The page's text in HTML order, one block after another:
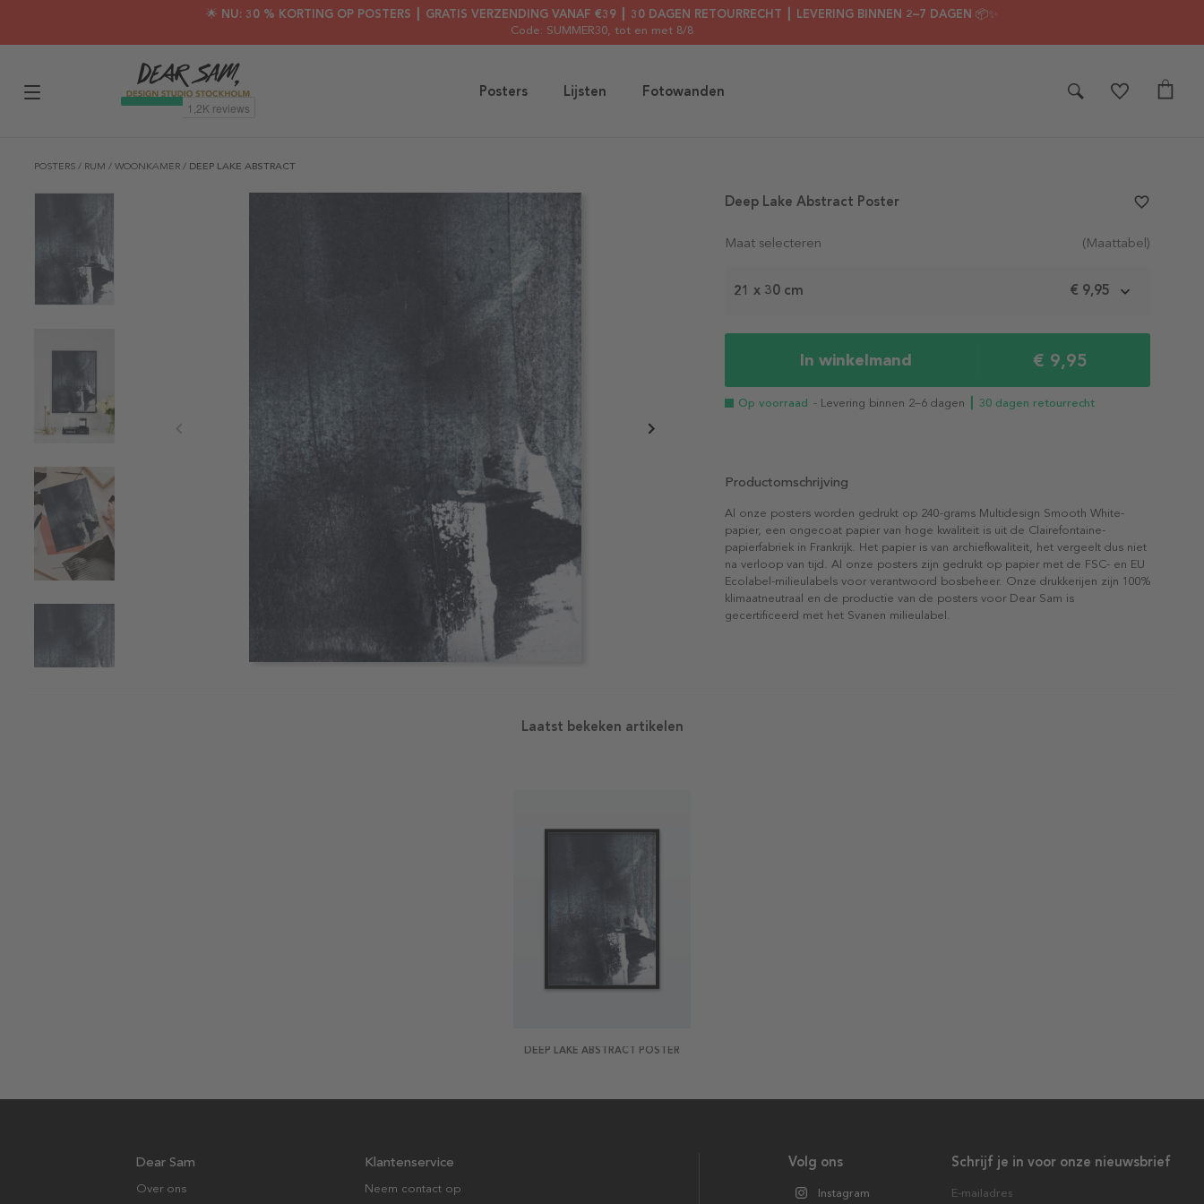
🌟 NU: 30 % KORTING OP POSTERS ┃ GRATIS VERZENDING VANAF €39 ┃ 30 DAGEN RETOURRECHT ┃ LEVERING BINNEN 2–7 DAGEN 📦✨
Code: SUMMER30, tot en met 8/8
Posters Lijsten Fotowanden
POSTERS / RUM / WOONKAMER / DEEP LAKE ABSTRACT
Maat selecteren (Maattabel)
21 x 30 cm € 9,95
In winkelmand € 9,95
Op voorraad - Levering binnen 2–6 dagen ┃ 30 dagen retourrecht
Deep Lake Abstract Poster favorite_border
Productomschrijving
Al onze posters worden gedrukt op 240-grams Multidesign Smooth White-
papier, een ongecoat papier van hoge kwaliteit is uit de Clairefontaine-
papierfabriek in Frankrijk. Het papier is van archiefkwaliteit, het vergeelt dus niet
na verloop van tijd. Al onze posters zijn gedrukt op papier met de FSC- en EU
Ecolabel-milieulabels voor verantwoord bosbeheer. Onze drukkerijen zijn 100%
klimaatneutraal en de productie van de posters voor Dear Sam is
gecertificeerd met het Svanen milieulabel.
Laatst bekeken artikelen
DEEP LAKE ABSTRACT POSTER
Schrijf je in voor onze nieuwsbrief
E-mailadres
Volg ons
Instagram
Dear Sam
Over ons
Klantenservice
Neem contact op